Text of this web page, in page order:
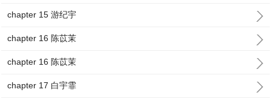
chapter 15 游纪宇
chapter 16 陈苡茉
chapter 16 陈苡茉
chapter 17 白宇霏